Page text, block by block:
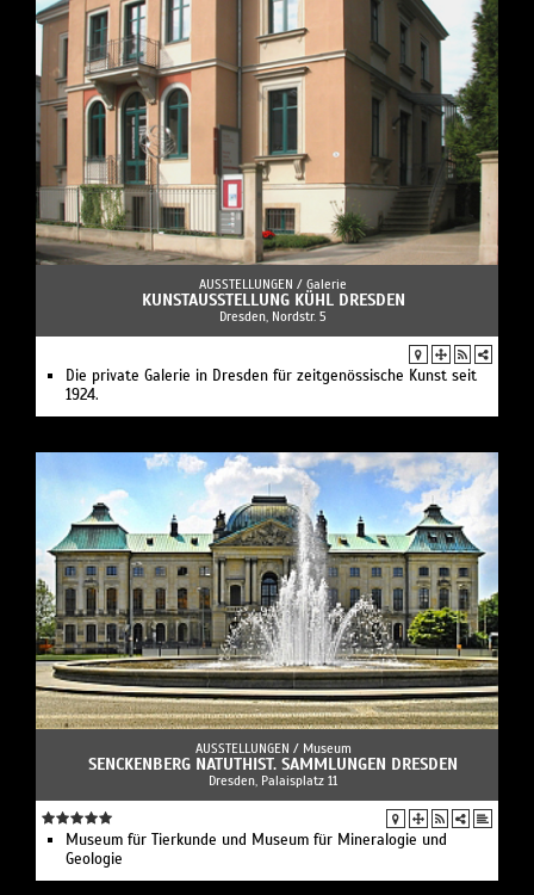
AUSSTELLUNGEN / Galerie
KUNSTAUSSTELLUNG KÜHL DRESDEN
Dresden, Nordstr. 5
Die private Galerie in Dresden für zeitgenössische Kunst seit
1924.
AUSSTELLUNGEN / Museum
SENCKENBERG NATUTHIST. SAMMLUNGEN DRESDEN
Dresden, Palaisplatz 11
Museum für Tierkunde und Museum für Mineralogie und
Geologie